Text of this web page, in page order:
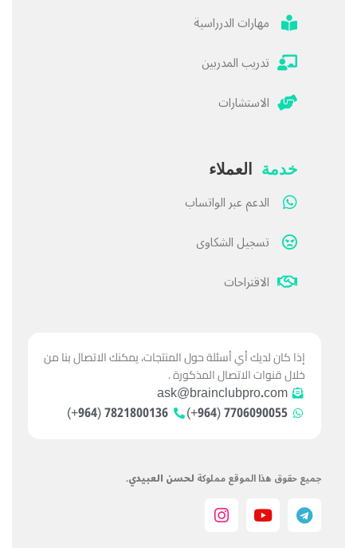
مهارات الدرراسية
تدريب المدربين
الاستشارات
خدمة العملاء
الدعم عبر الواتساب
تسجيل الشكاوى
الاقتراحات
إذا كان لديك أي أسئلة حول المنتجات، يمكنك الاتصال بنا من
خلال قنوات الاتصال المذكورة .
ask@brainclubpro.com
7706090055 (964+)
7821800136 (964+)
جميع حقوق هذا الموقع مملوكة لحسن العبيدي.